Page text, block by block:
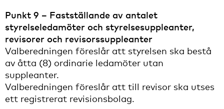
Punkt 9 – Fastställande av antalet
styrelseledamöter och styrelsesuppleanter,
revisorer och revisorssuppleanter
Valberedningen föreslår att styrelsen ska bestå
av åtta (8) ordinarie ledamöter utan
suppleanter.
Valberedningen föreslår att till revisor ska utses
ett registrerat revisionsbolag.